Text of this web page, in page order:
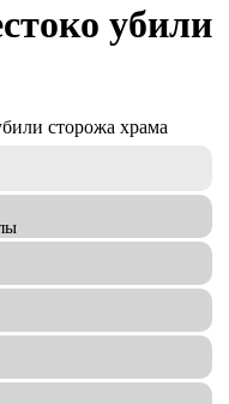
убили
сторожа храма